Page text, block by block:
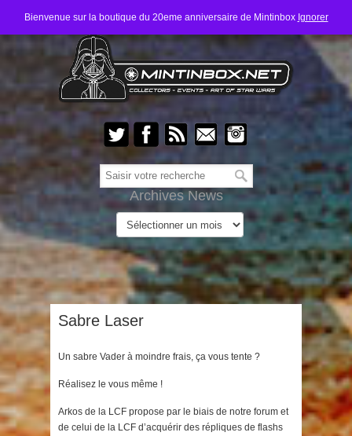
Bienvenue sur la boutique du 20eme anniversaire de Mintinbox Ignorer
Archives News
Sabre Laser
Un sabre Vader à moindre frais, ça vous tente ?
Réalisez le vous même !
Arkos de la LCF propose par le biais de notre forum et
de celui de la LCF d’acquérir des répliques de flashs